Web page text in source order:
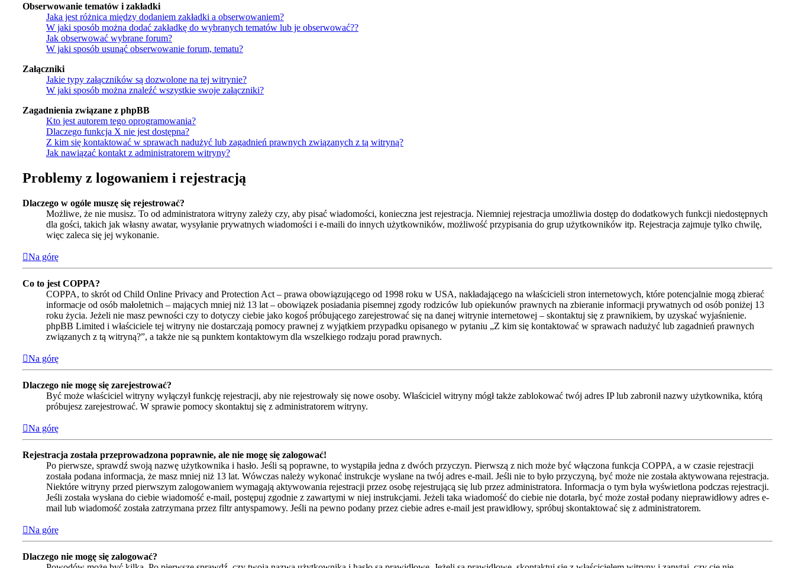
Obserwowanie tematów i zakładki
Jaka jest różnica między dodaniem zakładki a obserwowaniem?
W jaki sposób można dodać zakładkę do wybranych tematów lub je obserwować??
Jak obserwować wybrane forum?
W jaki sposób usunąć obserwowanie forum, tematu?
Załączniki
Jakie typy załączników są dozwolone na tej witrynie?
W jaki sposób można znaleźć wszystkie swoje załączniki?
Zagadnienia związane z phpBB
Kto jest autorem tego oprogramowania?
Dlaczego funkcja X nie jest dostępna?
Z kim się kontaktować w sprawach nadużyć lub zagadnień prawnych związanych z tą witryną?
Jak nawiązać kontakt z administratorem witryny?
Problemy z logowaniem i rejestracją
Dlaczego w ogóle muszę się rejestrować?
Możliwe, że nie musisz. To od administratora witryny zależy czy, aby pisać wiadomości, konieczna jest rejestracja. Niemniej rejestracja umożliwia dostęp do dodatkowych funkcji niedostępnych
dla gości, takich jak własny awatar, wysyłanie prywatnych wiadomości i e-maili do innych użytkowników, możliwość przypisania do grup użytkowników itp. Rejestracja zajmuje tylko chwilę,
więc zaleca się jej wykonanie.
Na górę
Co to jest COPPA?
COPPA, to skrót od Child Online Privacy and Protection Act – prawa obowiązującego od 1998 roku w USA, nakładającego na właścicieli stron internetowych, które potencjalnie mogą zbierać
informacje od osób małoletnich – mających mniej niż 13 lat – obowiązek posiadania pisemnej zgody rodziców lub opiekunów prawnych na zbieranie informacji prywatnych od osób poniżej 13
roku życia. Jeżeli nie masz pewności czy to dotyczy ciebie jako kogoś próbującego zarejestrować się na danej witrynie internetowej – skontaktuj się z prawnikiem, by uzyskać wyjaśnienie.
phpBB Limited i właściciele tej witryny nie dostarczają pomocy prawnej z wyjątkiem przypadku opisanego w pytaniu „Z kim się kontaktować w sprawach nadużyć lub zagadnień prawnych
związanych z tą witryną?”, a także nie są punktem kontaktowym dla wszelkiego rodzaju porad prawnych.
Na górę
Dlaczego nie mogę się zarejestrować?
Być może właściciel witryny wyłączył funkcję rejestracji, aby nie rejestrowały się nowe osoby. Właściciel witryny mógł także zablokować twój adres IP lub zabronił nazwy użytkownika, którą
próbujesz zarejestrować. W sprawie pomocy skontaktuj się z administratorem witryny.
Na górę
Rejestracja została przeprowadzona poprawnie, ale nie mogę się zalogować!
Po pierwsze, sprawdź swoją nazwę użytkownika i hasło. Jeśli są poprawne, to wystąpiła jedna z dwóch przyczyn. Pierwszą z nich może być włączona funkcja COPPA, a w czasie rejestracji
została podana informacja, że masz mniej niż 13 lat. Wówczas należy wykonać instrukcje wysłane na twój adres e-mail. Jeśli nie to było przyczyną, być może nie została aktywowana rejestracja.
Niektóre witryny przed pierwszym zalogowaniem wymagają aktywowania rejestracji przez osobę rejestrującą się lub przez administratora. Informacja o tym była wyświetlona podczas rejestracji.
Jeśli została wysłana do ciebie wiadomość e-mail, postępuj zgodnie z zawartymi w niej instrukcjami. Jeżeli taka wiadomość do ciebie nie dotarła, być może został podany nieprawidłowy adres e-
mail lub wiadomość została zatrzymana przez filtr antyspamowy. Jeśli na pewno podany przez ciebie adres e-mail jest prawidłowy, spróbuj skontaktować się z administratorem.
Na górę
Dlaczego nie mogę się zalogować?